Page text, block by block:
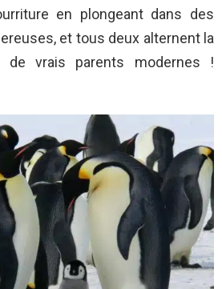
en plongeant dans des
et tous deux alternent la
de vrais parents modernes !